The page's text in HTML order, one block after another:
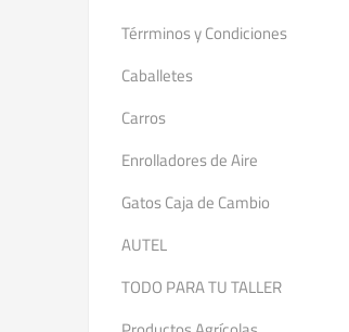
Térrminos y Condiciones
Caballetes
Carros
Enrolladores de Aire
Gatos Caja de Cambio
AUTEL
TODO PARA TU TALLER